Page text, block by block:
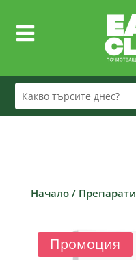

Начало/ Препарати
Промоция